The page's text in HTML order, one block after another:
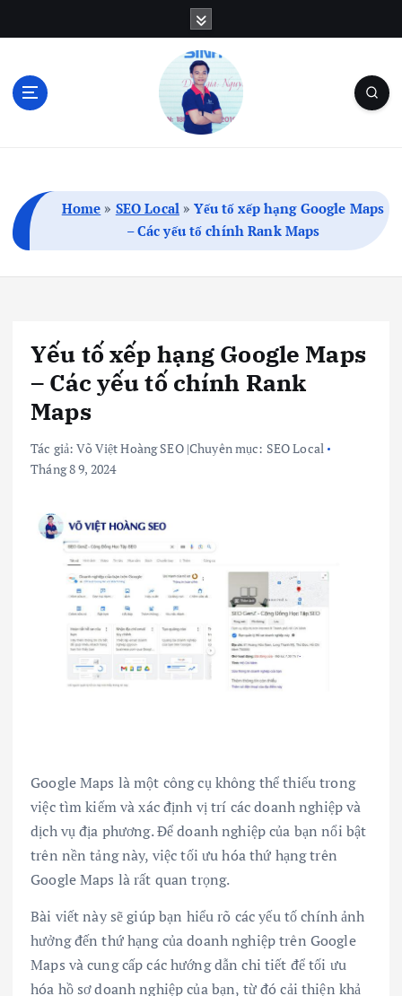
Home » SEO Local »Yếu tố xếp hạng Google Maps
– Các yếu tố chính Rank Maps
Yếu tố xếp hạng Google Maps
– Các yếu tố chính Rank
Maps
Tác giả:Võ Việt Hoàng SEO|Chuyên mục: SEO Local
Tháng 8 9, 2024
Google Maps là một công cụ không thể thiếu trong
việc tìm kiếm và xác định vị trí các doanh nghiệp và
dịch vụ địa phương. Để doanh nghiệp của bạn nổi bật
trên nền tảng này, việc tối ưu hóa thứ hạng trên
Google Maps là rất quan trọng.
Bài viết này sẽ giúp bạn hiểu rõ các yếu tố chính ảnh
hưởng đến thứ hạng của doanh nghiệp trên Google
Maps và cung cấp các hướng dẫn chi tiết để tối ưu
hóa hồ sơ doanh nghiệp của bạn, từ đó cải thiện khả